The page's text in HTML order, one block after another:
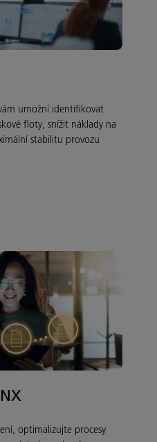
umožní identifikovat
floty, snížit náklady na
stabilitu provozu
optimalizujte procesy